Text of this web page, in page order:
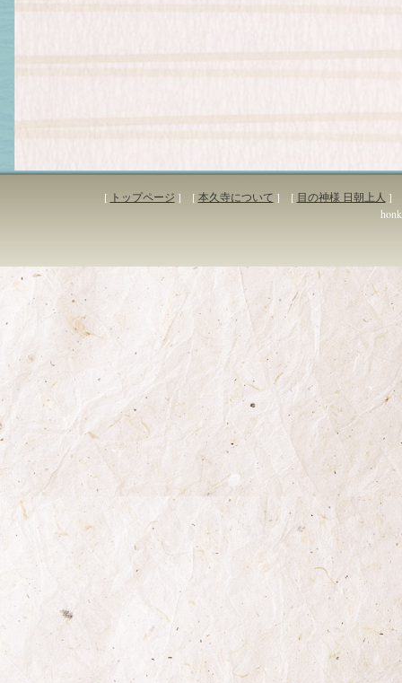
[ トップページ ] [ 本久寺について ] [ 目の神様 日朝上人 ]